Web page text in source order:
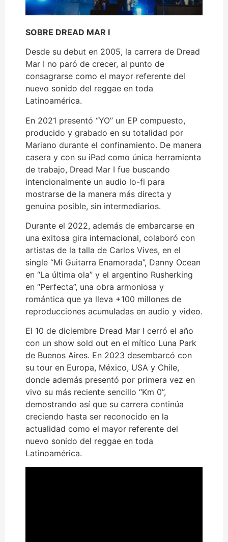
SOBRE DREAD MAR I
Desde su debut en 2005, la carrera de Dread
Mar I no paró de crecer, al punto de
consagrarse como el mayor referente del
nuevo sonido del reggae en toda
Latinoamérica.
En 2021 presentó “YO” un EP compuesto,
producido y grabado en su totalidad por
Mariano durante el confinamiento. De manera
casera y con su iPad como única herramienta
de trabajo, Dread Mar I fue buscando
intencionalmente un audio lo-fi para
mostrarse de la manera más directa y
genuina posible, sin intermediarios.
Durante el 2022, además de embarcarse en
una exitosa gira internacional, colaboró con
artistas de la talla de Carlos Vives, en el
single “Mi Guitarra Enamorada”, Danny Ocean
en “La última ola” y el argentino Rusherking
en “Perfecta”, una obra armoniosa y
romántica que ya lleva +100 millones de
reproducciones acumuladas en audio y video.
El 10 de diciembre Dread Mar I cerró el año
con un show sold out en el mítico Luna Park
de Buenos Aires. En 2023 desembarcó con
su tour en Europa, México, USA y Chile,
donde además presentó por primera vez en
vivo su más reciente sencillo “Km 0”,
demostrando así que su carrera continúa
creciendo hasta ser reconocido en la
actualidad como el mayor referente del
nuevo sonido del reggae en toda
Latinoamérica.